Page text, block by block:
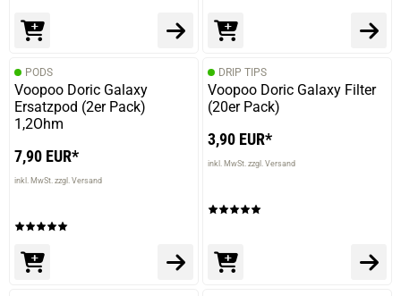
PODS
Voopoo Doric Galaxy
Ersatzpod (2er Pack)
1,2Ohm
7,90 EUR*
inkl. MwSt. zzgl. Versand
DRIP TIPS
Voopoo Doric Galaxy Filter
(20er Pack)
3,90 EUR*
inkl. MwSt. zzgl. Versand